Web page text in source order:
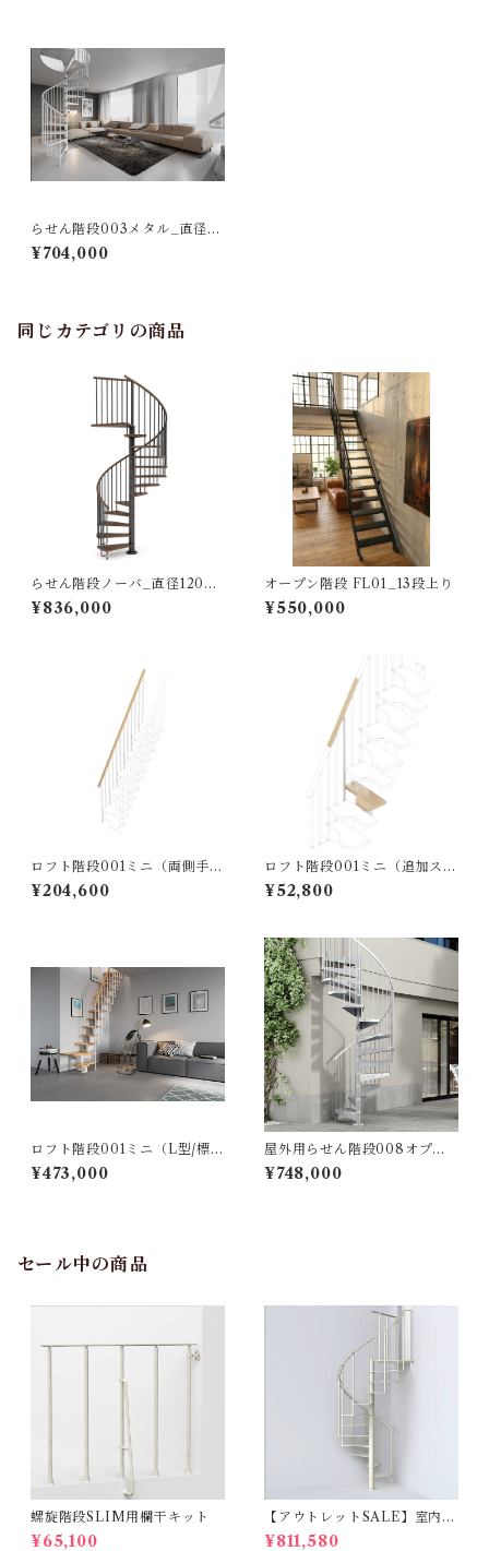
らせん階段003メタル_直径14
0㎝_ホワイト（標準キット）
¥704,000
同じカテゴリの商品
らせん階段ノーバ_直径120㎝
（標準キット）
¥836,000
オープン階段 FL01_13段上り
¥550,000
ロフト階段001ミニ（両側手す
り）ホワイトナチュラル※オ
プション
¥204,600
ロフト階段001ミニ（追加ステ
ップ）ホワイトナチュラル※
オプション
¥52,800
ロフト階段001ミニ（L型/標準
キット）ホワイトｘナチュラ
ル
¥473,000
屋外用らせん階段008オプテ
ィマジンク_φ120cm（標準キ
ット/13段上がり273～303ｃ
¥748,000
セール中の商品
螺旋階段SLIM用欄干キット
¥65,100
【アウトレットSALE】室内用
らせん階段SLIMスリム_φ130
¥811,580